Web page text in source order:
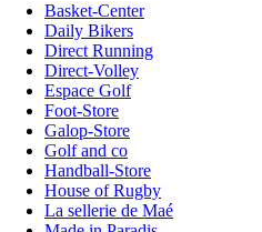
Basket-Center
Daily Bikers
Direct Running
Direct-Volley
Espace Golf
Foot-Store
Galop-Store
Golf and co
Handball-Store
House of Rugby
La sellerie de Maé